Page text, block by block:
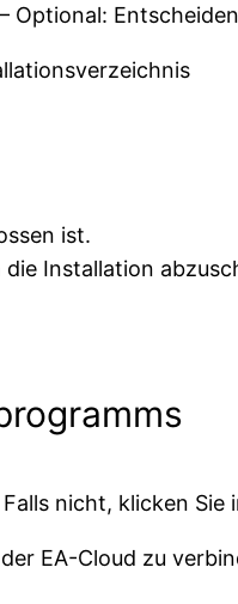
Optional:
ist.
die Installation
nicht, klicken Sie
EA-Cloud zu